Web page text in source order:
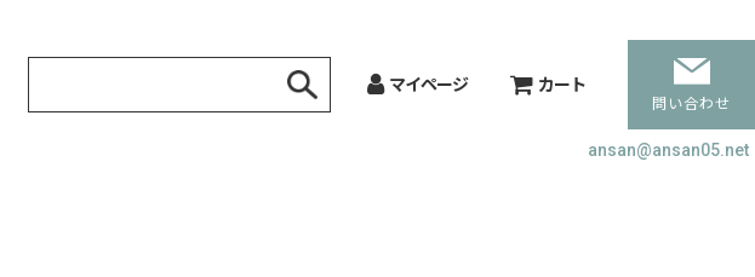
マイページ カート
問い合わせ
ansan@ansan05.net